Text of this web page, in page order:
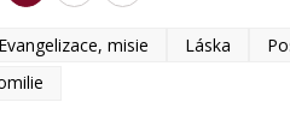
Evangelizace, misie Láska